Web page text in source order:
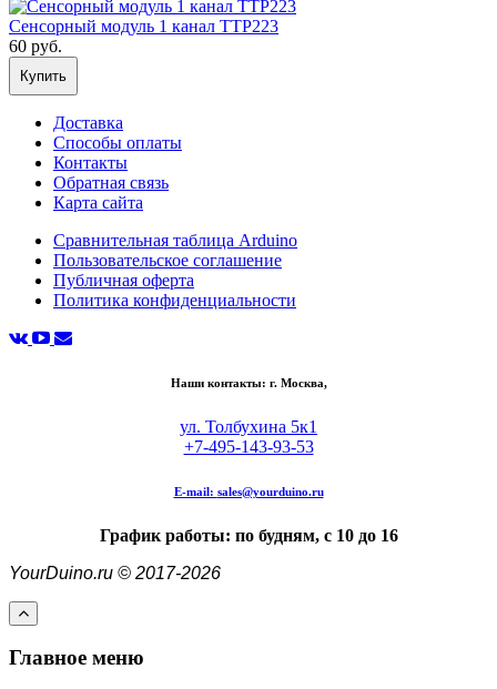
Сенсорный модуль 1 канал TTP223
60 руб.
Купить
Доставка
Способы оплаты
Контакты
Обратная связь
Карта сайта
Сравнительная таблица Arduino
Пользовательское соглашение
Публичная оферта
Политика конфиденциальности
Наши контакты: г. Москва,
ул. Толбухина 5к1
+7-495-143-93-53
E-mail: sales@yourduino.ru
График работы: по будням, с 10 до 16
YourDuino.ru © 2017-2026
Главное меню